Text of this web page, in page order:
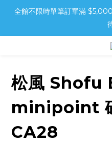
全館不限時單筆訂單滿
松風
minipoint
CA28